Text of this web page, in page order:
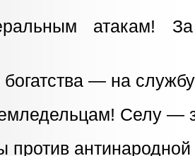
атакам! За
— на
Селу —
против антинародной